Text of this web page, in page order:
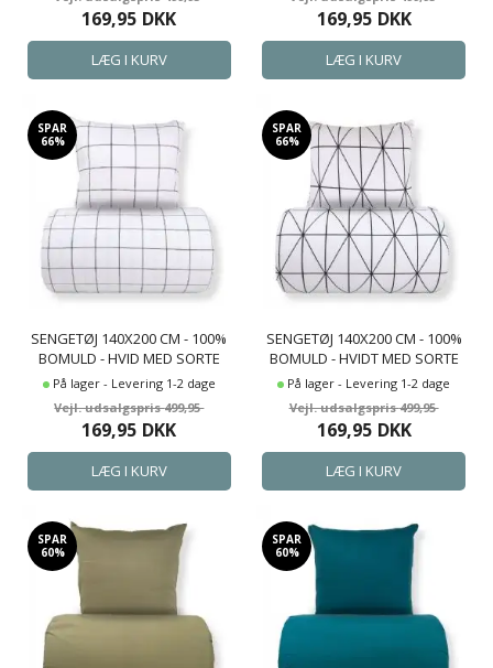
169,95 DKK 169,95 DKK
SPAR
66%
SENGETØJ 140X200 CM - 100%
BOMULD - HVID MED SORTE
TERN
På lager - Levering 1-2 dage
499,95
169,95 DKK
SPAR
66%
SENGETØJ 140X200 CM - 100%
BOMULD - HVIDT MED SORTE
HARLEKINTERN
På lager - Levering 1-2 dage
499,95
169,95 DKK
SPAR
60%
SPAR
60%